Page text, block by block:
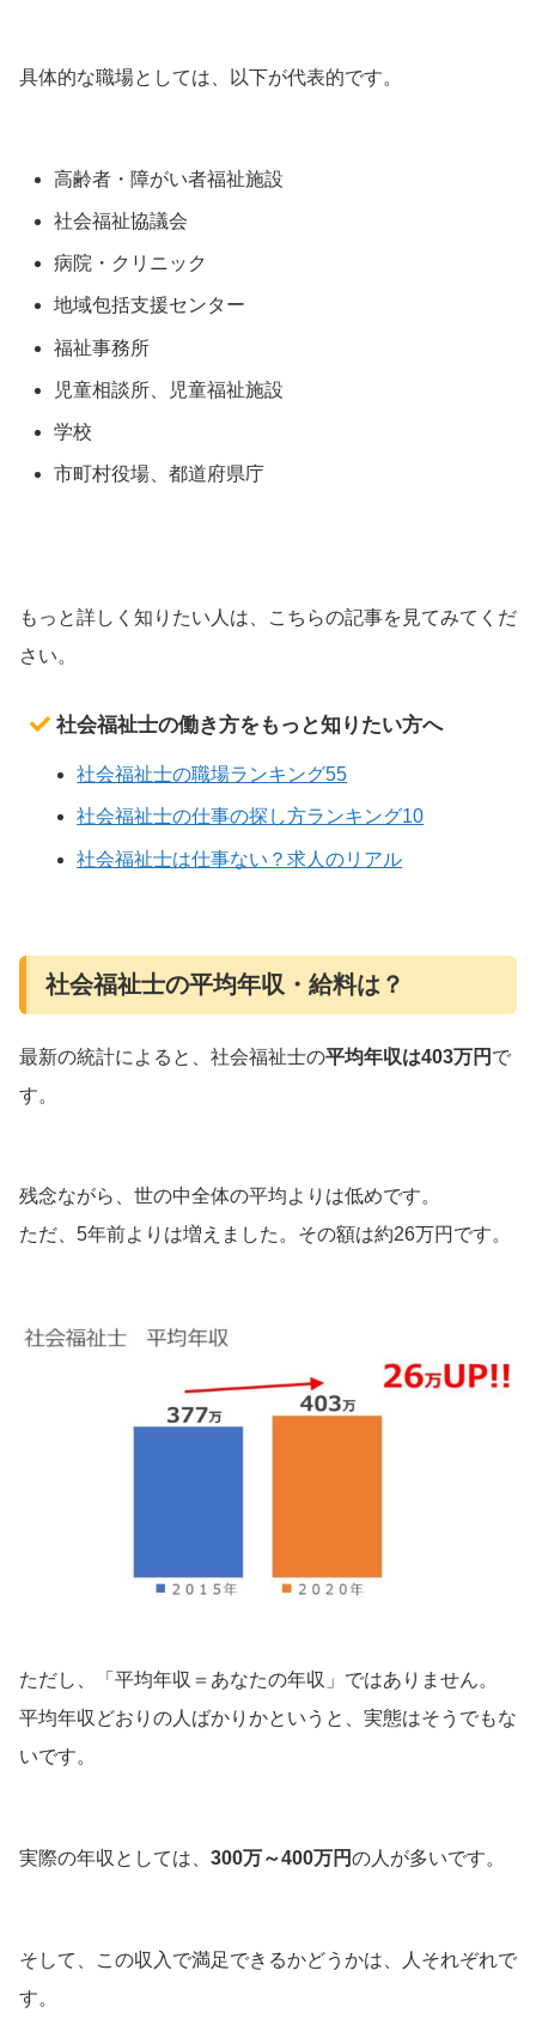
具体的な職場としては、以下が代表的です。
高齢者・障がい者福祉施設
社会福祉協議会
病院・クリニック
地域包括支援センター
福祉事務所
児童相談所、児童福祉施設
学校
市町村役場、都道府県庁
もっと詳しく知りたい人は、こちらの記事を見てみてくだ
さい。
社会福祉士の働き方をもっと知りたい方へ
社会福祉士の職場ランキング55
社会福祉士の仕事の探し方ランキング10
社会福祉士は仕事ない？求人のリアル
社会福祉士の平均年収・給料は？
最新の統計によると、社会福祉士の平均年収は403万円 で
す。
残念ながら、世の中全体の平均よりは低めです。
ただ、5年前よりは増えました。その額は約26万円です。
ただし、「平均年収＝あなたの年収」ではありません。
平均年収どおりの人ばかりかというと、実態はそうでもな
いです。
実際の年収としては、 300万～400万円の人が多いです。
そして、この収入で満足できるかどうかは、人それぞれで
す。